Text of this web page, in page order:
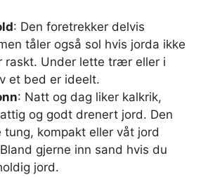
: Den foretrekker delvis
tåler også sol hvis jorda ikke
raskt. Under lette trær eller i
et bed er ideelt.
: Natt og dag liker kalkrik,
og godt drenert jord. Den
tung, kompakt eller våt jord
gjerne inn sand hvis du
jord.